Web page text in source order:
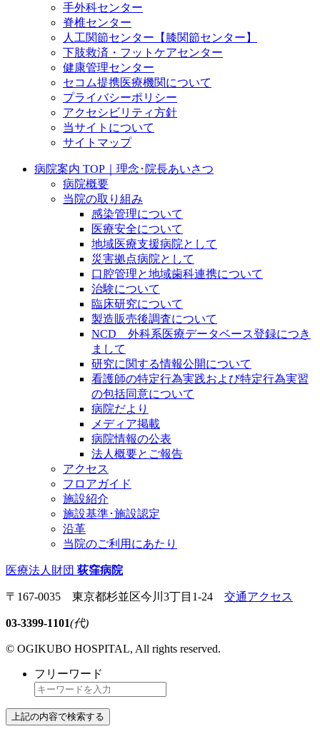
手外科センター
脊椎センター
人工関節センター【膝関節センター】
下肢救済・フットケアセンター
健康管理センター
セコム提携医療機関について
プライバシーポリシー
アクセシビリティ方針
当サイトについて
サイトマップ
病院案内 TOP｜理念･院長あいさつ
病院概要
当院の取り組み
感染管理について
医療安全について
地域医療支援病院として
災害拠点病院として
口腔管理と地域歯科連携について
治験について
臨床研究について
製造販売後調査について
NCD 外科系医療データベース登録につき
まして
研究に関する情報公開について
看護師の特定行為実践および特定行為実習
の包括同意について
病院だより
メディア掲載
病院情報の公表
法人概要とご報告
アクセス
フロアガイド
施設紹介
施設基準･施設認定
沿革
当院のご利用にあたり
医療法人財団 荻窪病院
〒167-0035 東京都杉並区今川3丁目1-24 交通アクセス
03-3399-1101(代)
© OGIKUBO HOSPITAL, All rights reserved.
フリーワード